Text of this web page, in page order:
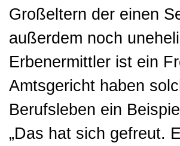
Großeltern der einen
außerdem noch
Erbenermittler ist ein
Amtsgericht haben
Berufsleben ein
„Das hat sich gefreut.